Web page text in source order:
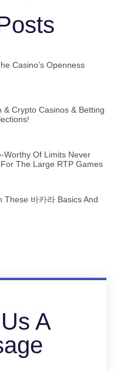
Casino’s Openness
& Crypto Casinos & Betting
Worthy Of Limits Never
The Large RTP Games
바카라 Basics And
A